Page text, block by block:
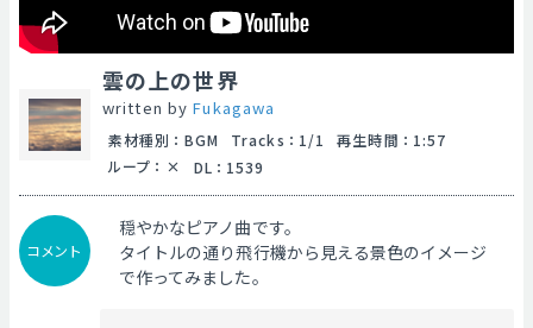
雲の上の世界
written byFukagawa
素材種別 ： BGM Tracks ： 1/1 再生時間 ： 1:57
ループ ： DL ： 1539
コメント
穏やかなピアノ曲です。
タイトルの通り飛行機から見える景色のイメージ
で作ってみました。